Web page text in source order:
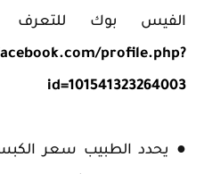
الفيس بوك للتعرف
profile.php?
id=101541323264003
● يحدد الطبيب سعر